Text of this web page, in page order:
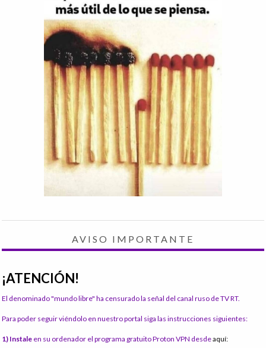
AVISO IMPORTANTE
¡ATENCIÓN!
El denominado "mundo libre" ha censurado la señal del canal ruso de TV RT.
Para poder seguir viéndolo en nuestro portal siga las instrucciones siguientes:
1) Instale en su ordenador el programa gratuito Proton VPN desdeaquí: